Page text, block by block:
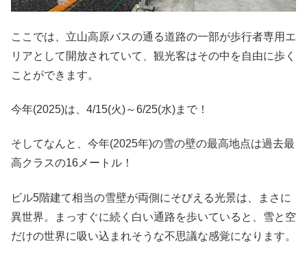
ここでは、立山高原バスの通る道路の一部が歩行者専用エ
リアとして開放されていて、観光客はその中を自由に歩く
ことができます。
今年(2025)は、4/15(火)～6/25(水)まで！
そしてなんと、今年(2025年)の雪の壁の最高地点は過去最
高クラスの16メートル！
ビル5階建て相当の雪壁が両側にそびえる光景は、まさに
異世界。まっすぐに続く白い通路を歩いていると、雪と空
だけの世界に吸い込まれそうな不思議な感覚になります。